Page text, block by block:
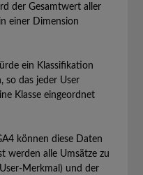
der Gesamtwert aller
einer Dimension
ein Klassifikation
so das jeder User
Klasse eingeordnet
können diese Daten
werden alle Umsätze zu
Merkmal) und der